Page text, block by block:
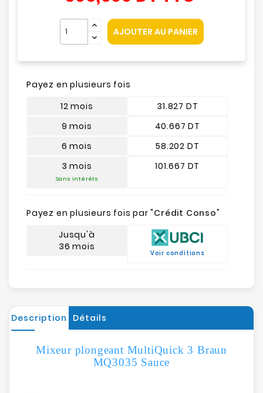
AJOUTER AU PANIER
Payez en plusieurs fois
12 mois
9 mois
6 mois
3 mois
Sans intérêts
31.827 DT
40.667 DT
58.202 DT
101.667 DT
Payez en plusieurs fois par "Crédit Conso"
Jusqu'à
36 mois
Voir conditions
Description Détails
Mixeur plongeant MultiQuick 3 Braun
MQ3035 Sauce